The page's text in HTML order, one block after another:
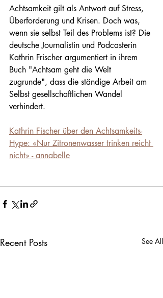
Achtsamkeit gilt als Antwort auf Stress,
Überforderung und Krisen. Doch was,
wenn sie selbst Teil des Problems ist? Die
deutsche Journalistin und Podcasterin
Kathrin Frischer argumentiert in ihrem
Buch "Achtsam geht die Welt
zugrunde", dass die ständige Arbeit am
Selbst gesellschaftlichen Wandel
verhindert.
Kathrin Fischer über den Achtsamkeits-
Hype: «Nur Zitronenwasser trinken reicht
nicht» - annabelle
Recent Posts See All